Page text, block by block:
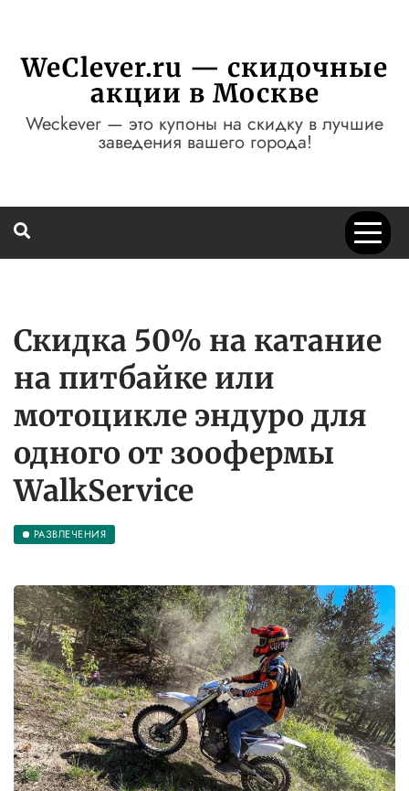
содержимому
WeClever.ru — скидочные
акции в Москве
Weckever — это купоны на скидку в лучшие
заведения вашего города!
Скидка 50% на катание
на питбайке или
мотоцикле эндуро для
одного от зоофермы
WalkService
РАЗВЛЕЧЕНИЯ